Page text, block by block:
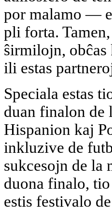
por malamo —
pli forta.
ŝirmilojn, obĉas
ili estas
Speciala estas
duan finalon de
Hispanion kaj
inkluzive de
sukcesojn de la
duona finalo,
estis festivalo